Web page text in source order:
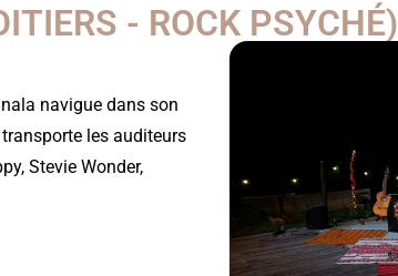
- ROCK PSYCHÉ)
navigue dans son
les auditeurs
Stevie Wonder,